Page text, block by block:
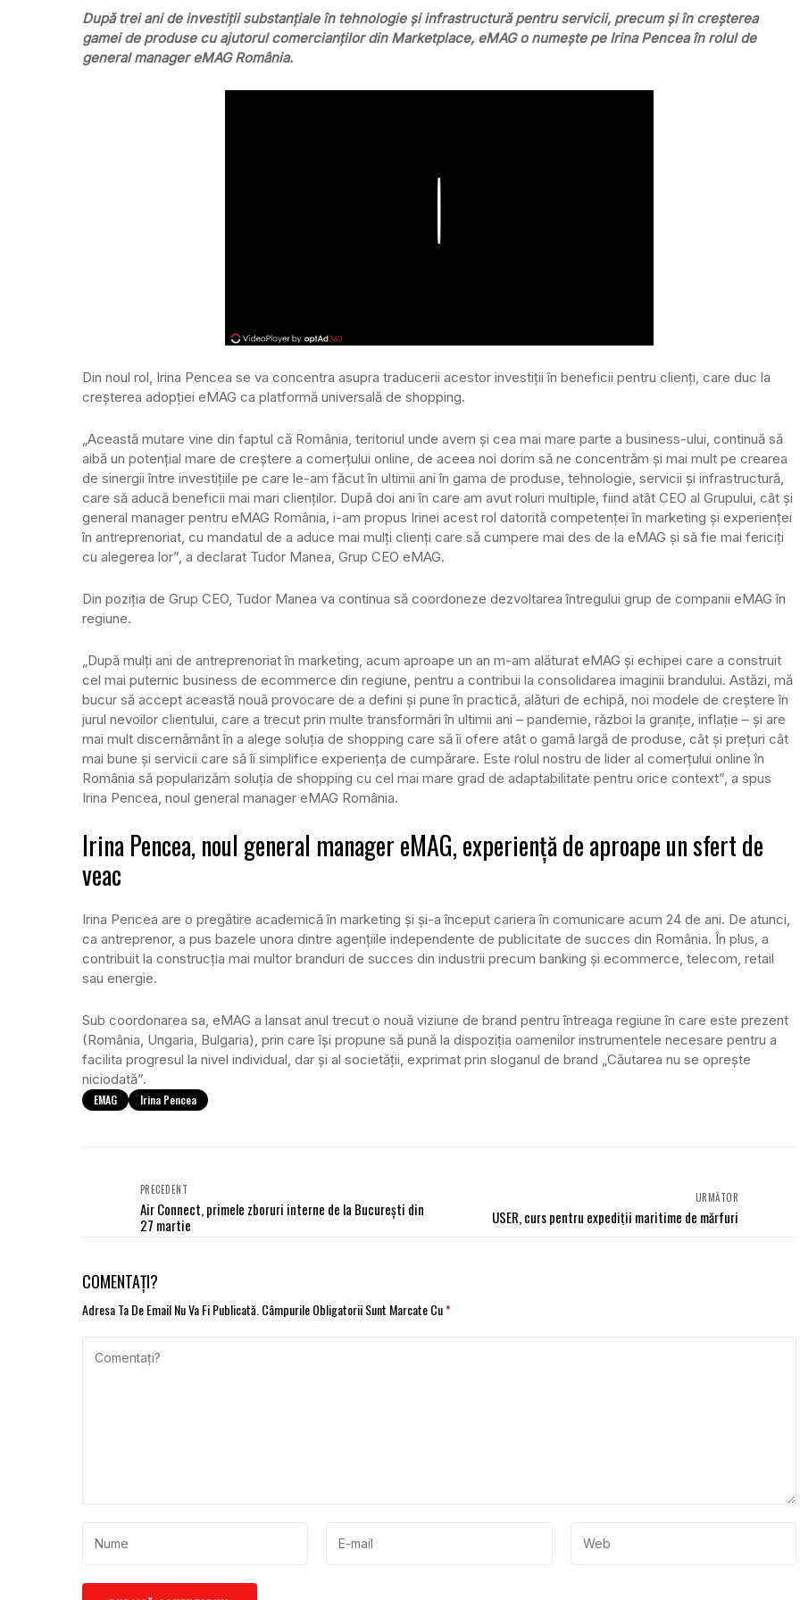
După trei ani de investiții substanțiale în tehnologie și infrastructură pentru servicii, precum și în creșterea
gamei de produse cu ajutorul comercianților din Marketplace, eMAG o numește pe Irina Pencea în rolul de
general manager eMAG România.
Din noul rol, Irina Pencea se va concentra asupra traducerii acestor investiții în beneficii pentru clienți, care duc la
creșterea adopției eMAG ca platformă universală de shopping.
„Această mutare vine din faptul că România, teritoriul unde avem și cea mai mare parte a business-ului, continuă să
aibă un potențial mare de creștere a comerțului online, de aceea noi dorim să ne concentrăm și mai mult pe crearea
de sinergii între investițiile pe care le-am făcut în ultimii ani în gama de produse, tehnologie, servicii și infrastructură,
care să aducă beneficii mai mari clienților. După doi ani în care am avut roluri multiple, fiind atât CEO al Grupului, cât și
general manager pentru eMAG România, i-am propus Irinei acest rol datorită competenței în marketing și experienței
în antreprenoriat, cu mandatul de a aduce mai mulți clienți care să cumpere mai des de la eMAG și să fie mai fericiți
cu alegerea lor”, a declarat Tudor Manea, Grup CEO eMAG.
Din poziția de Grup CEO, Tudor Manea va continua să coordoneze dezvoltarea întregului grup de companii eMAG în
regiune.
„După mulți ani de antreprenoriat în marketing, acum aproape un an m-am alăturat eMAG și echipei care a construit
cel mai puternic business de ecommerce din regiune, pentru a contribui la consolidarea imaginii brandului. Astăzi, mă
bucur să accept această nouă provocare de a defini și pune în practică, alături de echipă, noi modele de creștere în
jurul nevoilor clientului, care a trecut prin multe transformări în ultimii ani – pandemie, război la granițe, inflație – și are
mai mult discernământ în a alege soluția de shopping care să îi ofere atât o gamă largă de produse, cât și prețuri cât
mai bune și servicii care să îi simplifice experiența de cumpărare. Este rolul nostru de lider al comerțului online în
România să popularizăm soluția de shopping cu cel mai mare grad de adaptabilitate pentru orice context”, a spus
Irina Pencea, noul general manager eMAG România.
Irina Pencea, noul general manager eMAG, experiență de aproape un sfert de
veac
Irina Pencea are o pregătire academică în marketing și și-a început cariera în comunicare acum 24 de ani. De atunci,
ca antreprenor, a pus bazele unora dintre agențiile independente de publicitate de succes din România. În plus, a
contribuit la construcția mai multor branduri de succes din industrii precum banking şi ecommerce, telecom, retail
sau energie.
Sub coordonarea sa, eMAG a lansat anul trecut o nouă viziune de brand pentru întreaga regiune în care este prezent
(România, Ungaria, Bulgaria), prin care își propune să pună la dispoziția oamenilor instrumentele necesare pentru a
facilita progresul la nivel individual, dar și al societății, exprimat prin sloganul de brand „Căutarea nu se oprește
niciodată”.
EMAG Irina Pencea
PRECEDENT
Air Connect, primele zboruri interne de la București din
27 martie
URMĂTOR
USER, curs pentru expediții maritime de mărfuri
COMENTAȚI?
Adresa Ta De Email Nu Va Fi Publicată. Câmpurile Obligatorii Sunt Marcate Cu*